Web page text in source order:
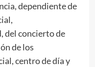
dependiente de
del concierto de
de los
centro de día y